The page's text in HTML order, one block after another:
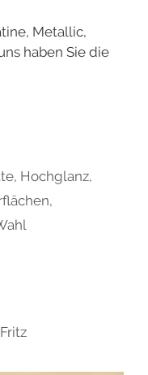
Metallic,
haben Sie die
, Hochglanz,
,